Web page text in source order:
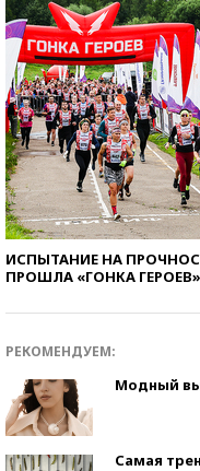
ИСПЫТАНИЕ НА
ПРОШЛА «ГОНКА ГЕРОЕВ»
РЕКОМЕНДУЕМ:
Модный
Самая